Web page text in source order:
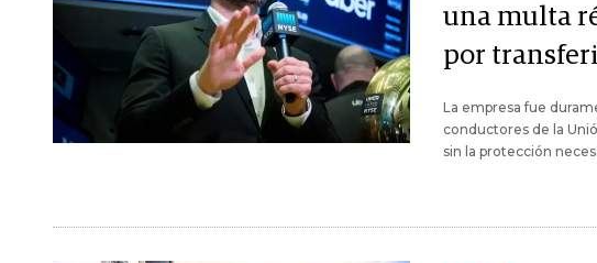
una multa
por
La empresa fue
conductores de la
sin la protección